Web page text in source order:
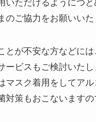
いただけるようにつ
のご協力をお願いいた
とが不安な方などに
ービスもご検討いた
マスク着用をしてア
対策もおこないますの